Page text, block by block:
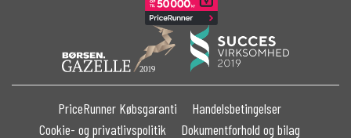
PriceRunner Købsgaranti
Handelsbetingelser
Cookie- og privatlivspolitik
Dokumentforhold og bilag